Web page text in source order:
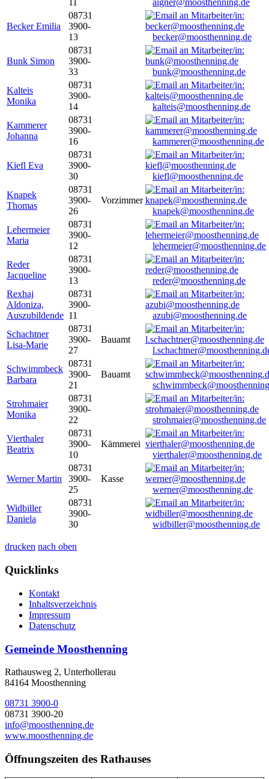
aigner@moosthenning.de
Becker Emilia
08731
3900-
13
becker@moosthenning.de
Bunk Simon
08731
3900-
33
bunk@moosthenning.de
Kalteis
Monika
08731
3900-
14
kalteis@moosthenning.de
Kammerer
Johanna
08731
3900-
16
kammerer@moosthenning.de
Kiefl Eva
08731
3900-
30
kiefl@moosthenning.de
Knapek
Thomas
08731
3900-
26
Vorzimmer
knapek@moosthenning.de
Lehermeier
Maria
08731
3900-
12
lehermeier@moosthenning.de
Reder
Jacqueline
08731
3900-
13
reder@moosthenning.de
Rexhaj
Aldoniza,
Auszubildende
08731
3900-
11
azubi@moosthenning.de
Schachtner
Lisa-Marie
08731
3900-
27
Bauamt
Schwimmbeck
Barbara
08731
3900-
21
Bauamt
Strohmaier
Monika
08731
3900-
22
strohmaier@moosthenning.de
Vierthaler
Beatrix
08731
3900-
10
Kämmerei
vierthaler@moosthenning.de
Werner Martin
08731
3900-
25
Kasse
werner@moosthenning.de
Widbiller
Daniela
08731
3900-
30
widbiller@moosthenning.de
drucken nach oben
Quicklinks
Kontakt
Inhaltsverzeichnis
Impressum
Datenschutz
Gemeinde Moosthenning
Rathausweg 2, Unterhollerau
84164 Moosthenning
08731 3900-0
08731 3900-20
info@moosthenning.de
www.moosthenning.de
Öffnungszeiten des Rathauses